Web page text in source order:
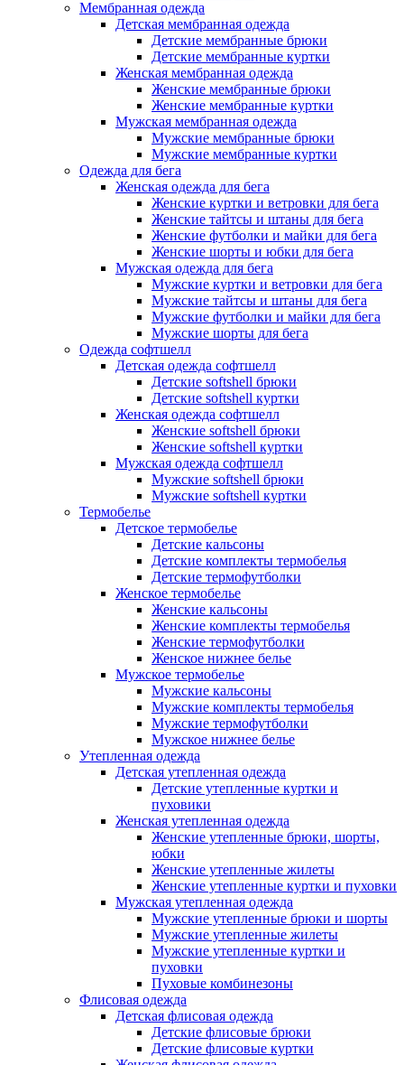
Мембранная одежда
Детская мембранная одежда
Детские мембранные брюки
Детские мембранные куртки
Женская мембранная одежда
Женские мембранные брюки
Женские мембранные куртки
Мужская мембранная одежда
Мужские мембранные брюки
Мужские мембранные куртки
Одежда для бега
Женская одежда для бега
Женские куртки и ветровки для бега
Женские тайтсы и штаны для бега
Женские футболки и майки для бега
Женские шорты и юбки для бега
Мужская одежда для бега
Мужские куртки и ветровки для бега
Мужские тайтсы и штаны для бега
Мужские футболки и майки для бега
Мужские шорты для бега
Одежда софтшелл
Детская одежда софтшелл
Детские softshell брюки
Детские softshell куртки
Женская одежда софтшелл
Женские softshell брюки
Женские softshell куртки
Мужская одежда софтшелл
Мужские softshell брюки
Мужские softshell куртки
Термобелье
Детское термобелье
Детские кальсоны
Детские комплекты термобелья
Детские термофутболки
Женское термобелье
Женские кальсоны
Женские комплекты термобелья
Женские термофутболки
Женское нижнее белье
Мужское термобелье
Мужские кальсоны
Мужские комплекты термобелья
Мужские термофутболки
Мужское нижнее белье
Утепленная одежда
Детская утепленная одежда
Детские утепленные куртки и
пуховики
Женская утепленная одежда
Женские утепленные брюки, шорты,
юбки
Женские утепленные жилеты
Женские утепленные куртки и пуховки
Мужская утепленная одежда
Мужские утепленные брюки и шорты
Мужские утепленные жилеты
Мужские утепленные куртки и
пуховки
Пуховые комбинезоны
Флисовая одежда
Детская флисовая одежда
Детские флисовые брюки
Детские флисовые куртки